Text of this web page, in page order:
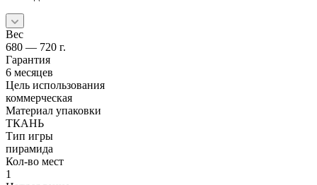
Вес
680 — 720 г.
Гарантия
6 месяцев
Цель использования
коммерческая
Материал упаковки
ТКАНЬ
Тип игры
пирамида
Кол-во мест
1